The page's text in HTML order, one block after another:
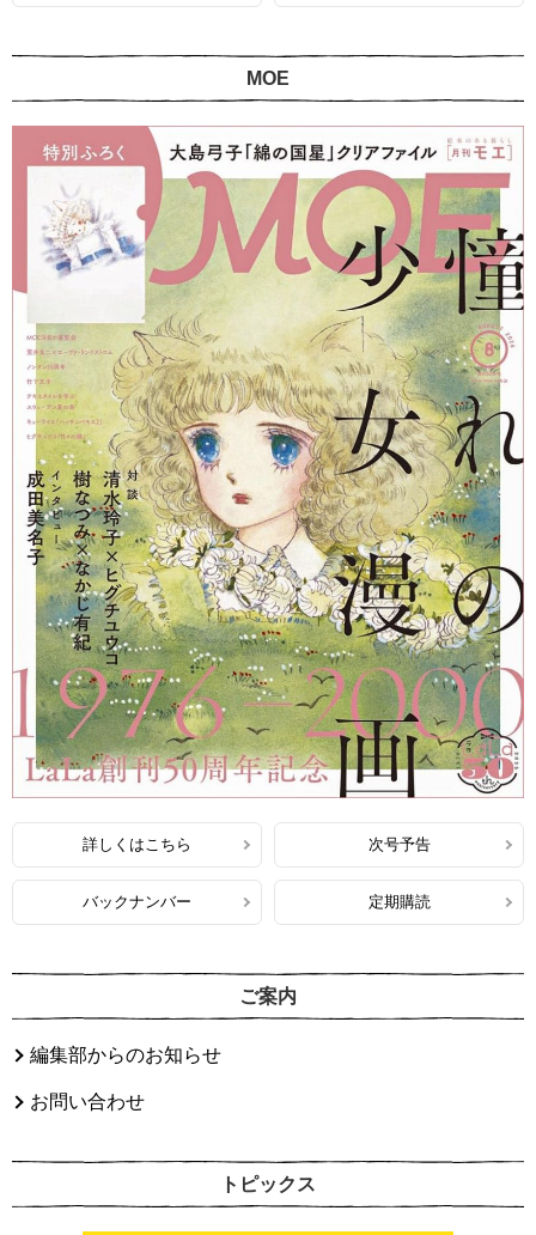
MOE
詳しくはこちら 次号予告
バックナンバー 定期購読
ご案内
編集部からのお知らせ
お問い合わせ
トピックス